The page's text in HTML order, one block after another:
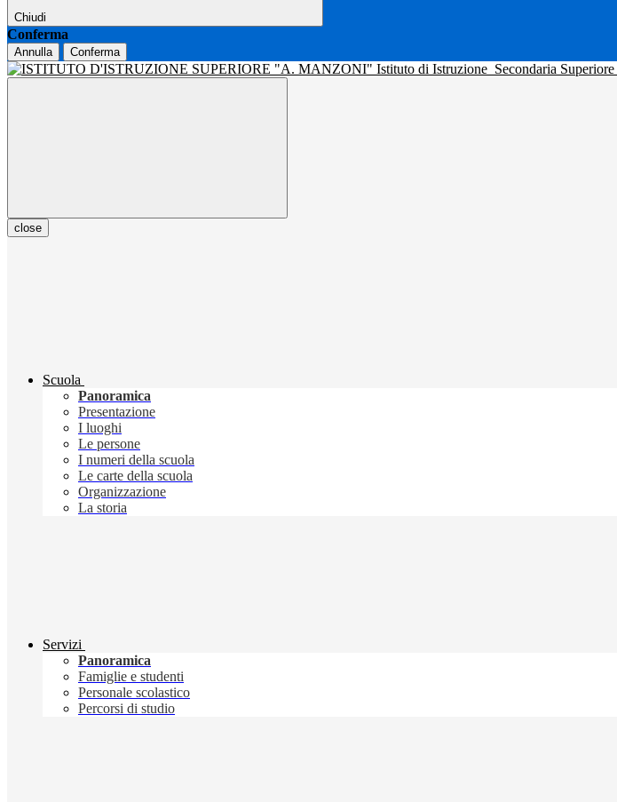
Chiudi
Conferma
Annulla Conferma
Istituto di Istruzione Secondaria Superiore
close
Scuola
Panoramica
Presentazione
I luoghi
Le persone
I numeri della scuola
Le carte della scuola
Organizzazione
La storia
Servizi
Panoramica
Famiglie e studenti
Personale scolastico
Percorsi di studio